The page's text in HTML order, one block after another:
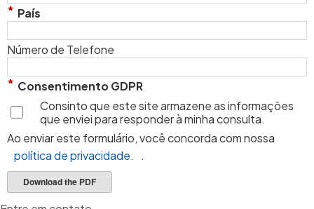
* País
Número de Telefone
* Consentimento GDPR
Consinto que este site armazene as informações
que enviei para responder à minha consulta.
Ao enviar este formulário, você concorda com nossa
política de privacidade.
.
Download the PDF